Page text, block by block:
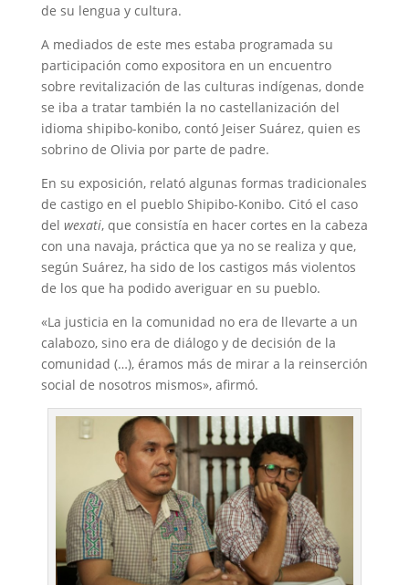
de su lengua y cultura.
A mediados de este mes estaba programada su
participación como expositora en un encuentro
sobre revitalización de las culturas indígenas, donde
se iba a tratar también la no castellanización del
idioma shipibo-konibo, contó Jeiser Suárez, quien es
sobrino de Olivia por parte de padre.
En su exposición, relató algunas formas tradicionales
de castigo en el pueblo Shipibo-Konibo. Citó el caso
del wexati, que consistía en hacer cortes en la cabeza
con una navaja, práctica que ya no se realiza y que,
según Suárez, ha sido de los castigos más violentos
de los que ha podido averiguar en su pueblo.
«La justicia en la comunidad no era de llevarte a un
calabozo, sino era de diálogo y de decisión de la
comunidad (…), éramos más de mirar a la reinserción
social de nosotros mismos», afirmó.